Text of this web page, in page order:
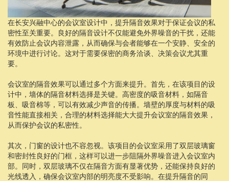
在长安兴融中心的会议室设计中，提升隔音效果对于保证会议的私
密性至关重要。良好的隔音设计不仅能避免外界噪音的干扰，还能
有效防止会议内容泄露，从而确保与会者能够在一个安静、安全的
环境中进行讨论。这对于需要保密的商务洽谈、决策会议尤其重
要。
会议室的隔音效果可以通过多个方面来提升。首先，在该项目的设
计中，墙体的隔音材料选择是关键。高密度的吸音材料，如隔音
板、吸音棉等，可以有效减少声音的传播。墙壁的厚度与材料的吸
音性能直接相关，合理的材料选择能大大提升会议室的隔音效果，
从而保护会议的私密性。
其次，门窗的设计也不容忽视。该项目的会议室采用了双层玻璃窗
和密封性良好的门框，这样可以进一步阻隔外界噪音进入会议室内
部。同时，双层玻璃不仅在隔音方面有显著优势，还能保持良好的
光线透入，确保会议室内部的明亮度不受影响。在提升隔音的同